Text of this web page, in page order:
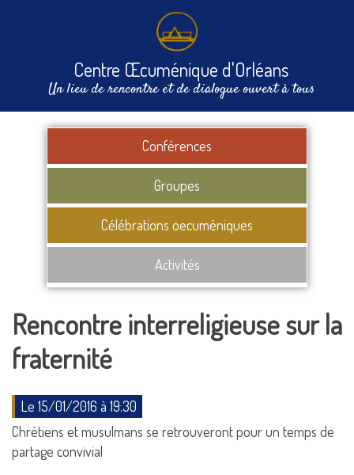
Centre Œcuménique d'Orléans
Un lieu de rencontre et de dialogue ouvert à tous
Conférences
Groupes
Célébrations oecuméniques
Activités
Rencontre interreligieuse sur la
fraternité
Le 15/01/2016 à 19:30
Chrétiens et musulmans se retrouveront pour un temps de
partage convivial